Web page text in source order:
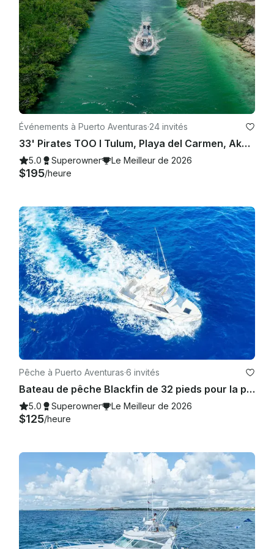
Événements à Puerto Aventuras·24 invités
33' Pirates TOO I Tulum, Playa del Carmen, Akumal, Riviera Maya
5.0 Superowner Le Meilleur de 2026
$195/heure
Pêche à Puerto Aventuras·6 invités
Bateau de pêche Blackfin de 32 pieds pour la pêche la plus amusante de la Riviera Maya
5.0 Superowner Le Meilleur de 2026
$125/heure